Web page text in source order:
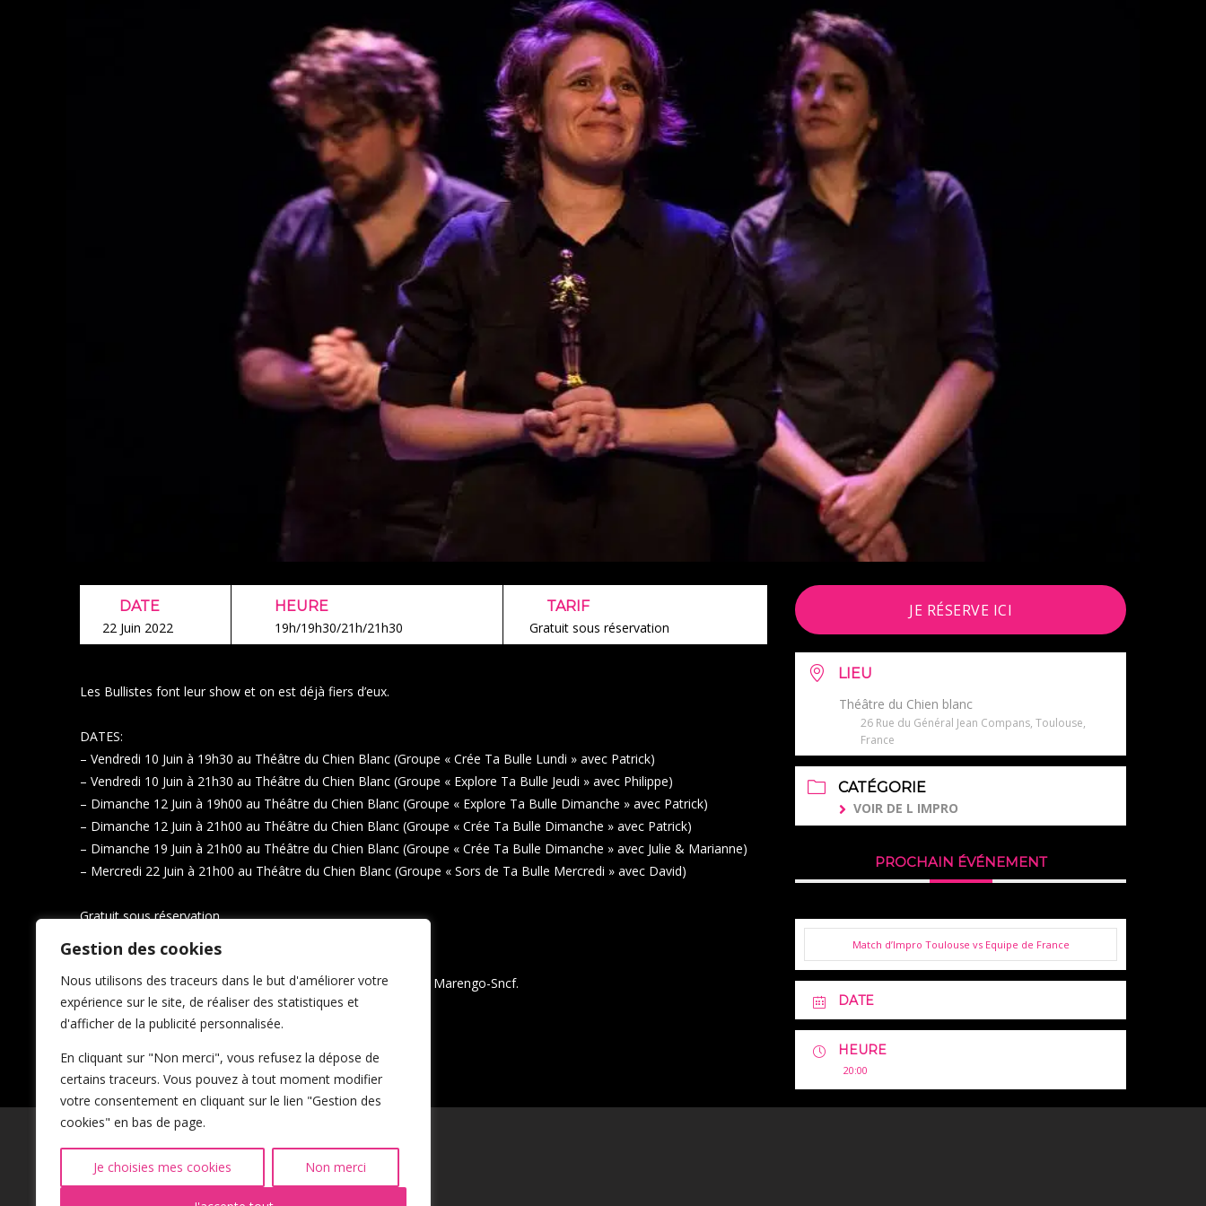
Gestion des cookies
Nous utilisons des traceurs dans le but d'améliorer votre
expérience sur le site, de réaliser des statistiques et
d'afficher de la publicité personnalisée.
En cliquant sur "Non merci", vous refusez la dépose de
certains traceurs. Vous pouvez à tout moment modifier
votre consentement en cliquant sur le lien "Gestion des
cookies" en bas de page.
Je choisies mes cookies Non merci
DATE
22 Juin 2022
HEURE
19h/19h30/21h/21h30
TARIF
Gratuit sous réservation
Les Bullistes font leur show et on est déjà fiers d’eux.
DATES:
– Vendredi 10 Juin à 19h30 au Théâtre du Chien Blanc (Groupe « Crée Ta Bulle Lundi » avec Patrick)
– Vendredi 10 Juin à 21h30 au Théâtre du Chien Blanc (Groupe « Explore Ta Bulle Jeudi » avec Philippe)
– Dimanche 12 Juin à 19h00 au Théâtre du Chien Blanc (Groupe « Explore Ta Bulle Dimanche » avec Patrick)
– Dimanche 12 Juin à 21h00 au Théâtre du Chien Blanc (Groupe « Crée Ta Bulle Dimanche » avec Patrick)
– Dimanche 19 Juin à 21h00 au Théâtre du Chien Blanc (Groupe « Crée Ta Bulle Dimanche » avec Julie & Marianne)
– Mercredi 22 Juin à 21h00 au Théâtre du Chien Blanc (Groupe « Sors de Ta Bulle Mercredi » avec David)
Gratuit sous réservation.
Merci d’arriver 15mn avant le début du spectacle.
Théâtre du Chien Blanc: 26 Rue du Général Compans. Métro Marengo-Sncf.
JE RÉSERVE ICI
LIEU
Théâtre du Chien blanc
26 Rue du Général Jean Compans, Toulouse,
France
CATÉGORIE
VOIR DE L IMPRO
PROCHAIN ÉVÉNEMENT
Match d’Impro Toulouse vs Equipe de France
DATE
HEURE
20:00